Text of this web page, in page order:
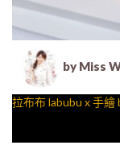
by Miss
拉布布 labubu x 手繪